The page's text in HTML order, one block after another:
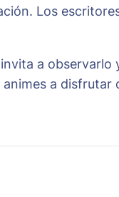
Los
a
a disfrutar